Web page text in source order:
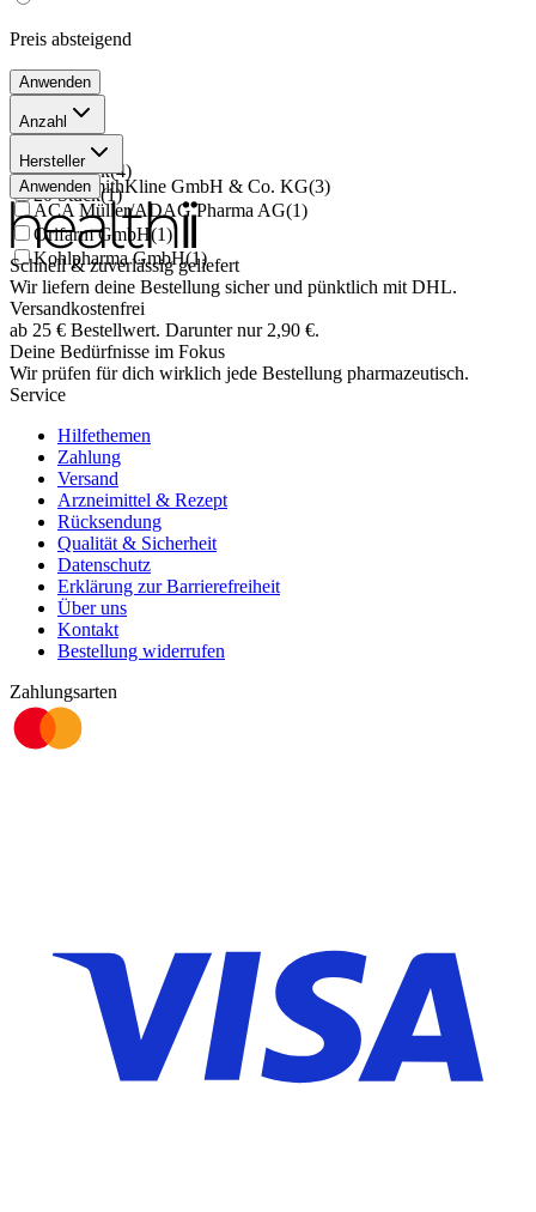
Preis absteigend
Anwenden
Anzahl
50 Stück (1
100 Stück(4)
20 Stück(1)
Hersteller
GlaxoSmithKline GmbH & Co. KG(3)
ACA Müller/ADAG Pharma AG(1)
Orifarm GmbH(1)
Kohlpharma GmbH(1)
Anwenden
Schnell & zuverlässig geliefert
Wir liefern deine Bestellung sicher und pünktlich mit DHL.
Versandkostenfrei
ab 25 € Bestellwert. Darunter nur 2,90 €.
Deine Bedürfnisse im Fokus
Wir prüfen für dich wirklich jede Bestellung pharmazeutisch.
Service
Hilfethemen
Zahlung
Versand
Arzneimittel & Rezept
Rücksendung
Qualität & Sicherheit
Datenschutz
Erklärung zur Barrierefreiheit
Über uns
Kontakt
Bestellung widerrufen
Zahlungsarten